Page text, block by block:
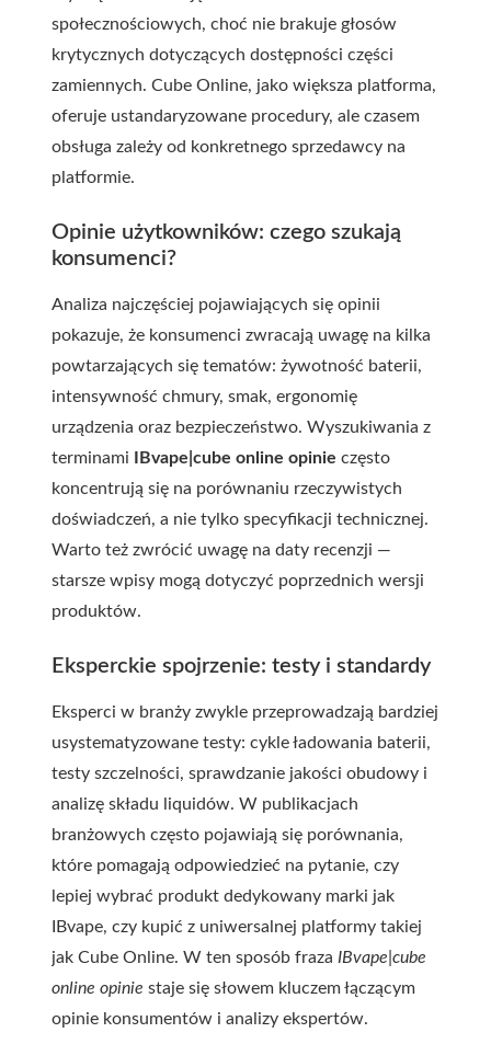
społecznościowych, choć nie brakuje głosów
krytycznych dotyczących dostępności części
zamiennych. Cube Online, jako większa platforma,
oferuje ustandaryzowane procedury, ale czasem
obsługa zależy od konkretnego sprzedawcy na
platformie.
Opinie użytkowników: czego szukają
konsumenci?
Analiza najczęściej pojawiających się opinii
pokazuje, że konsumenci zwracają uwagę na kilka
powtarzających się tematów: żywotność baterii,
intensywność chmury, smak, ergonomię
urządzenia oraz bezpieczeństwo. Wyszukiwania z
terminami
IBvape|cube online opinie często
koncentrują się na porównaniu rzeczywistych
doświadczeń, a nie tylko specyfikacji technicznej.
Warto też zwrócić uwagę na daty recenzji —
starsze wpisy mogą dotyczyć poprzednich wersji
produktów.
Eksperckie spojrzenie: testy i standardy
Eksperci w branży zwykle przeprowadzają bardziej
usystematyzowane testy: cykle ładowania baterii,
testy szczelności, sprawdzanie jakości obudowy i
analizę składu liquidów. W publikacjach
branżowych często pojawiają się porównania,
które pomagają odpowiedzieć na pytanie, czy
lepiej wybrać produkt dedykowany marki jak
IBvape, czy kupić z uniwersalnej platformy takiej
jak Cube Online. W ten sposób fraza IBvape|cube
online opinie staje się słowem kluczem łączącym
opinie konsumentów i analizy ekspertów.